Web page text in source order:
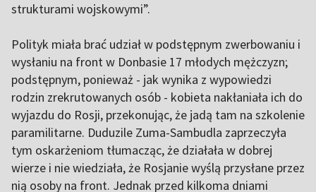
strukturami wojskowymi”.
Polityk miała brać udział w podstępnym zwerbowaniu i
wysłaniu na front w Donbasie 17 młodych mężczyzn;
podstępnym, ponieważ - jak wynika z wypowiedzi
rodzin zrekrutowanych osób - kobieta nakłaniała ich do
wyjazdu do Rosji, przekonując, że jadą tam na szkolenie
paramilitarne. Duduzile Zuma-Sambudla zaprzeczyła
tym oskarżeniom tłumacząc, że działała w dobrej
wierze i nie wiedziała, że Rosjanie wyślą przysłane przez
nią osoby na front. Jednak przed kilkoma dniami